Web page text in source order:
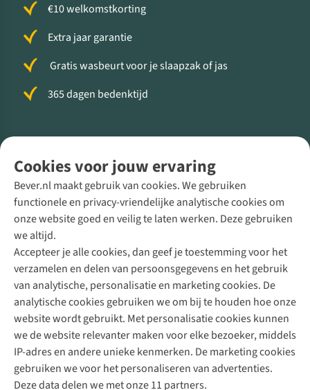
Cookies voor jouw ervaring
Bever.nl maakt gebruik van cookies. We gebruiken
functionele en privacy-vriendelijke analytische cookies om
onze website goed en veilig te laten werken. Deze gebruiken
we altijd.
Accepteer je alle cookies, dan geef je toestemming voor het
verzamelen en delen van persoonsgegevens en het gebruik
van analytische, personalisatie en marketing cookies. De
analytische cookies gebruiken we om bij te houden hoe onze
website wordt gebruikt. Met personalisatie cookies kunnen
we de website relevanter maken voor elke bezoeker, middels
IP-adres en andere unieke kenmerken. De marketing cookies
gebruiken we voor het personaliseren van advertenties.
Deze data delen we met onze 11 partners.
€10 welkomstkorting
Extra jaar garantie
Gratis wasbeurt voor je slaapzak of jas
365 dagen bedenktijd
Direct advies van een Buitenexpert
+31 (0)85 888 50 88
+31 6 12 28 49 80
Contactformulier